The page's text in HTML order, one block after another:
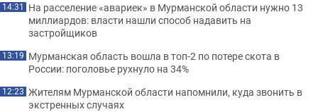
14:31 На расселение «авариек» в Мурманской области нужно 13
миллиардов: власти нашли способ надавить на
застройщиков
13:19 Мурманская область вошла в топ-2 по потере скота в
России: поголовье рухнуло на 34%
12:23 Жителям Мурманской области напомнили, куда звонить в
экстренных случаях